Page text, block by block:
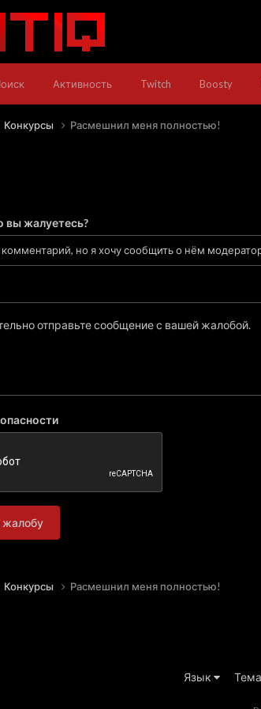
Активность Twitch Boosty
Конкурсы Расмешнил меня полностью!
вы жалуетесь?
отправьте сообщение с вашей жалобой.
жалобу
Конкурсы Расмешнил меня полностью!
Язык Тема